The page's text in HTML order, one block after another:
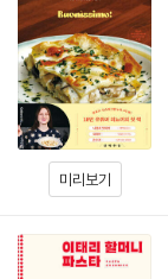
미리보기